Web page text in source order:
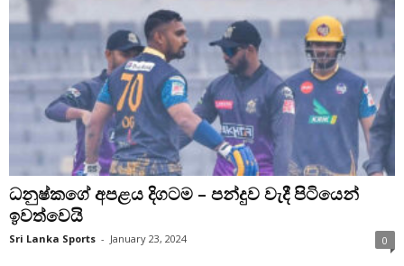
ධනුෂ්කගේ අපළය දිගටම – පන්දුව වැදී පිටියෙන්
ඉවත්වෙයි
Sri Lanka Sports - January 23, 2024 0